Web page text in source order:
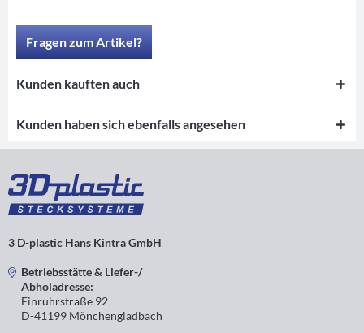
Fragen zum Artikel?
Kunden kauften auch
Kunden haben sich ebenfalls angesehen
3 D-plastic Hans Kintra GmbH
Betriebsstätte & Liefer-/
Abholadresse:
Einruhrstraße 92
D-41199 Mönchengladbach